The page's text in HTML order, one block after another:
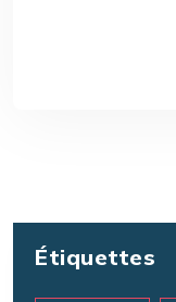
Étiquettes